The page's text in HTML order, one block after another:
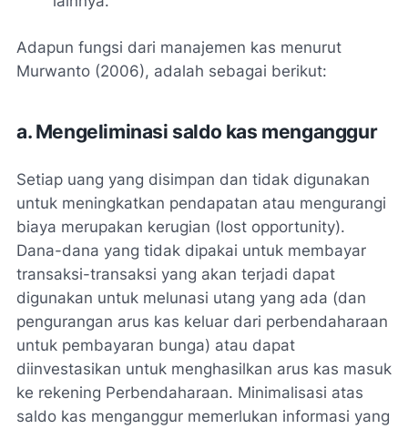
Adapun fungsi dari manajemen kas menurut
Murwanto (2006), adalah sebagai berikut:
a. Mengeliminasi saldo kas menganggur
Setiap uang yang disimpan dan tidak digunakan
untuk meningkatkan pendapatan atau mengurangi
biaya merupakan kerugian (lost opportunity).
Dana-dana yang tidak dipakai untuk membayar
transaksi-transaksi yang akan terjadi dapat
digunakan untuk melunasi utang yang ada (dan
pengurangan arus kas keluar dari perbendaharaan
untuk pembayaran bunga) atau dapat
diinvestasikan untuk menghasilkan arus kas masuk
ke rekening Perbendaharaan. Minimalisasi atas
saldo kas menganggur memerlukan informasi yang